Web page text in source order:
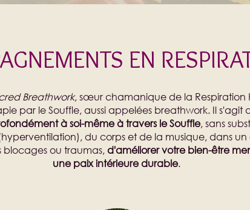
EN
Breathwork, sœur chamanique de la Respiration
par le Souffle, aussi appelées breathwork. Il
à soi-même à travers le Souffle, sans
du corps et de la musique, dans
blocages ou traumas,d'améliorer votre bien-être
une paix intérieure durable.